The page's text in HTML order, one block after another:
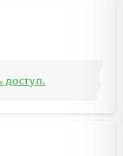
доступ.